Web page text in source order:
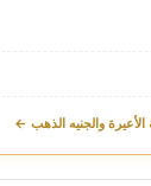
الأعيرة والجنيه الذهب ←